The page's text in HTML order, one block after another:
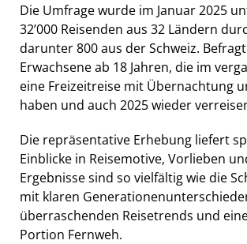
Die Umfrage wurde im Januar 2025
32’000 Reisenden aus 32 Ländern
darunter 800 aus der Schweiz.
Erwachsene ab 18 Jahren, die im
eine Freizeitreise mit Übernachtung
haben und auch 2025 wieder
Die repräsentative Erhebung liefert
Einblicke in Reisemotive, Vorlieben
Ergebnisse sind so vielfältig wie die
mit klaren
überraschenden Reisetrends und
Portion Fernweh.